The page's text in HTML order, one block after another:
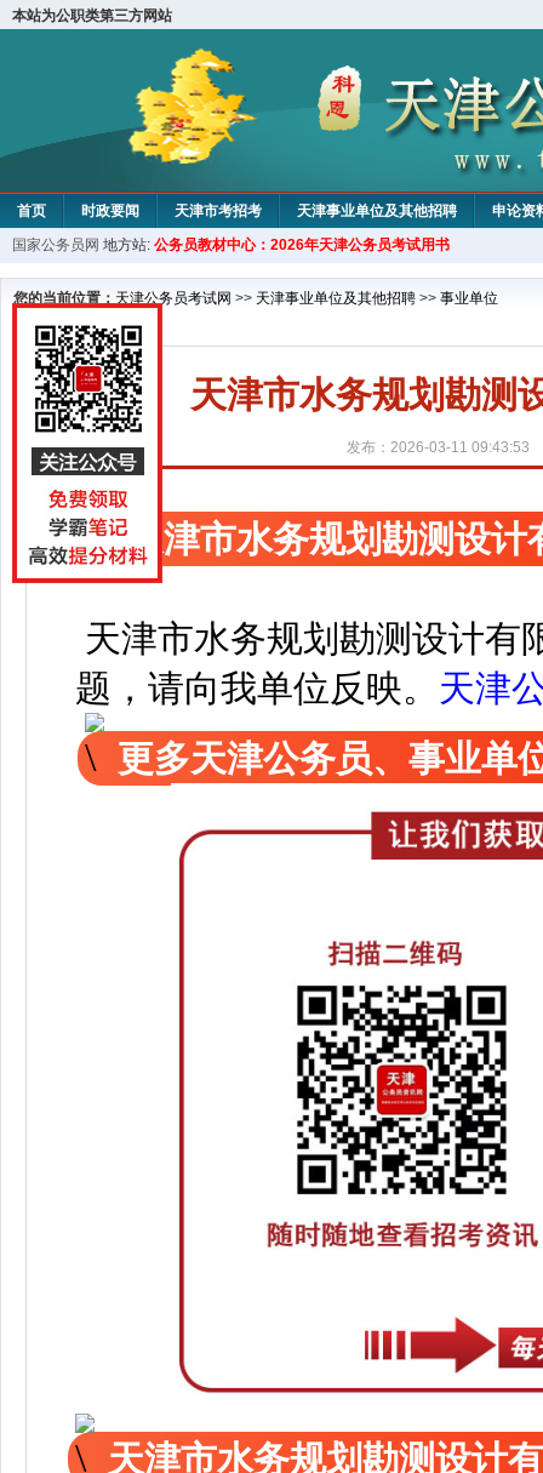
本站为公职类第三方网站
首页 时政要闻 天津市考招考 天津事业单位及其他招聘 申论资
教材中心
国家公务员网 地方站: 公务员教材中心：2026年天津公务员考试用书
您的当前位置： 天津公务员考试网 >> 天津事业单位及其他招聘 >> 事业单位
天津市水务规划勘测
发布：2026-03-11 09:43:53
天津市水务规划勘测设计
天津市水务规划勘测设计有
题，请向我单位反映。 天津
更多天津公务员、事业单
天津市水务规划勘测设计